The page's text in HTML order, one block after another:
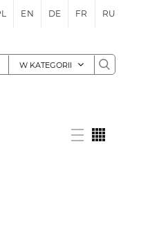
EN DE FR RU
W KATEGORII